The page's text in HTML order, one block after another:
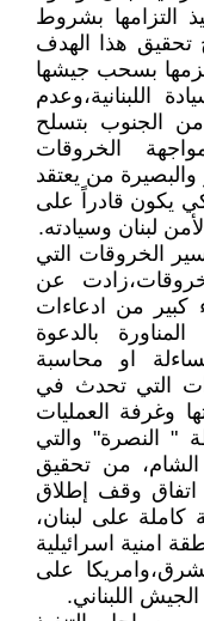
التزامها بشروط
تحقيق هذا الهدف
بسحب جيشها
اللبنانية،وعدم
الجنوب بتسلح
الخروقات
والبصيرة من يعتقد
يكون قادراً على
لبنان وسيادته.
الخروقات التي
عن
كبير من ادعاءات
بالدعوة
او محاسبة
التي تحدث في
وغرفة العمليات
" النصرة" والتي
من تحقيق
اتفاق وقف إطلاق
على لبنان،
امنية اسرائيلية
على
اللبناني.